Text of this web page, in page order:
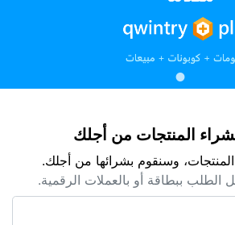
المنتجات من أجلك
وسنقوم بشرائها من أجلك.
الطلب ببطاقة أو بالعملات الرقمية.